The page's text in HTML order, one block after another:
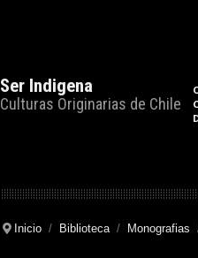
Ser Indigena
Culturas Originarias de Chile
Inicio Biblioteca Monografias